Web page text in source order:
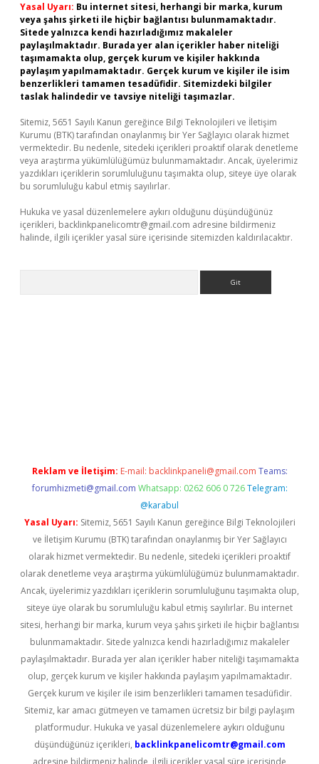
Yasal Uyarı: Bu internet sitesi, herhangi bir marka, kurum
veya şahıs şirketi ile hiçbir bağlantısı bulunmamaktadır.
Sitede yalnızca kendi hazırladığımız makaleler
paylaşılmaktadır. Burada yer alan içerikler haber niteliği
taşımamakta olup, gerçek kurum ve kişiler hakkında
paylaşım yapılmamaktadır. Gerçek kurum ve kişiler ile isim
benzerlikleri tamamen tesadüfidir. Sitemizdeki bilgiler
taslak halindedir ve tavsiye niteliği taşımazlar.
Sitemiz, 5651 Sayılı Kanun gereğince Bilgi Teknolojileri ve İletişim
Kurumu (BTK) tarafından onaylanmış bir Yer Sağlayıcı olarak hizmet
vermektedir. Bu nedenle, sitedeki içerikleri proaktif olarak denetleme
veya araştırma yükümlülüğümüz bulunmamaktadır. Ancak, üyelerimiz
yazdıkları içeriklerin sorumluluğunu taşımakta olup, siteye üye olarak
bu sorumluluğu kabul etmiş sayılırlar.
Hukuka ve yasal düzenlemelere aykırı olduğunu düşündüğünüz
içerikleri, backlinkpanelicomtr@gmail.com adresine bildirmeniz
halinde, ilgili içerikler yasal süre içerisinde sitemizden kaldırılacaktır.
Reklam ve İletişim: E-mail: backlinkpaneli@gmail.com Teams:
forumhizmeti@gmail.com Whatsapp: 0262 606 0 726 Telegram:
@karabul
Yasal Uyarı: Sitemiz, 5651 Sayılı Kanun gereğince Bilgi Teknolojileri
ve İletişim Kurumu (BTK) tarafından onaylanmış bir Yer Sağlayıcı
olarak hizmet vermektedir. Bu nedenle, sitedeki içerikleri proaktif
olarak denetleme veya araştırma yükümlülüğümüz bulunmamaktadır.
Ancak, üyelerimiz yazdıkları içeriklerin sorumluluğunu taşımakta olup,
siteye üye olarak bu sorumluluğu kabul etmiş sayılırlar. Bu internet
sitesi, herhangi bir marka, kurum veya şahıs şirketi ile hiçbir bağlantısı
bulunmamaktadır. Sitede yalnızca kendi hazırladığımız makaleler
paylaşılmaktadır. Burada yer alan içerikler haber niteliği taşımamakta
olup, gerçek kurum ve kişiler hakkında paylaşım yapılmamaktadır.
Gerçek kurum ve kişiler ile isim benzerlikleri tamamen tesadüfidir.
Sitemiz, kar amacı gütmeyen ve tamamen ücretsiz bir bilgi paylaşım
platformudur. Hukuka ve yasal düzenlemelere aykırı olduğunu
düşündüğünüz içerikleri, backlinkpanelicomtr@gmail.com
adresine bildirmeniz halinde, ilgili içerikler yasal süre içerisinde